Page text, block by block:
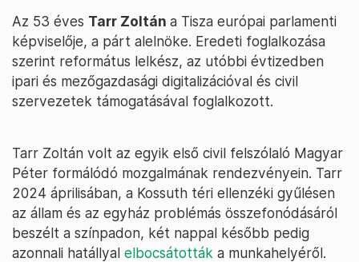
Az 53 éves Tarr Zoltán a Tisza európai parlamenti
képviselője, a párt alelnöke. Eredeti foglalkozása
szerint református lelkész, az utóbbi évtizedben
ipari és mezőgazdasági digitalizációval és civil
szervezetek támogatásával foglalkozott.
Tarr Zoltán volt az egyik első civil felszólaló Magyar
Péter formálódó mozgalmának rendezvényein. Tarr
2024 áprilisában, a Kossuth téri ellenzéki gyűlésen
az állam és az egyház problémás összefonódásáról
beszélt a színpadon, két nappal később pedig
azonnali hatállyal elbocsátották a munkahelyéről.